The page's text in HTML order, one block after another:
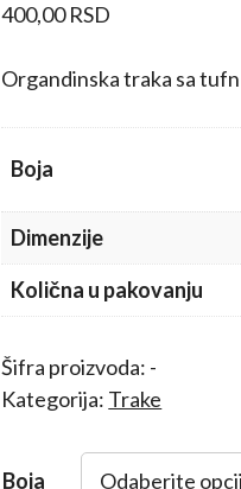
400,00RSD
Organdinska traka sa
Boja
Dimenzije
Količna u pakovanju
Šifra proizvoda: -
Kategorija: Trake
Boja